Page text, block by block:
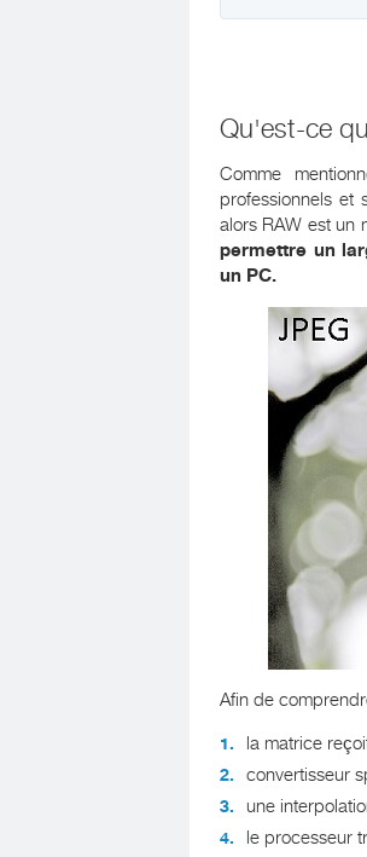
Qu'est-ce
Comme
professionnels et
alors RAW est un
permettre un
un PC.
Afin de
la matrice
convertisseur
une
le processeur